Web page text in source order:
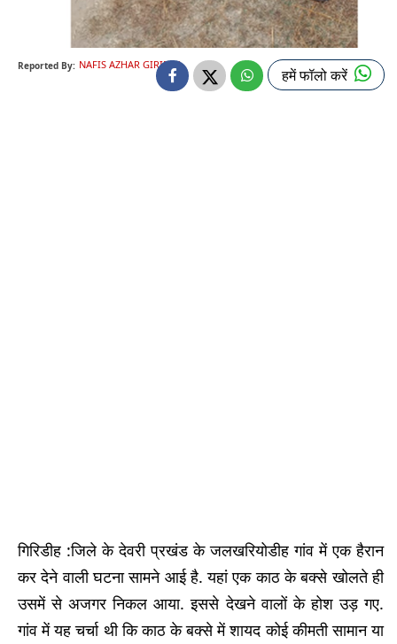
Reported By: NAFIS AZHAR GIRIDIH
हमें फॉलो करें
गिरिडीह :जिले के देवरी प्रखंड के जलखरियोडीह गांव में एक हैरान
कर देने वाली घटना सामने आई है. यहां एक काठ के बक्से खोलते ही
उसमें से अजगर निकल आया. इससे देखने वालों के होश उड़ गए.
गांव में यह चर्चा थी कि काठ के बक्से में शायद कोई कीमती सामान या